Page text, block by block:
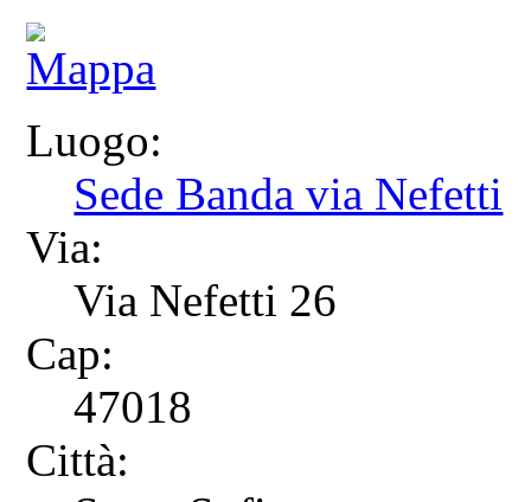
Luogo:
Sede Banda via Nefetti
Via:
Via Nefetti 26
Cap:
47018
Città: